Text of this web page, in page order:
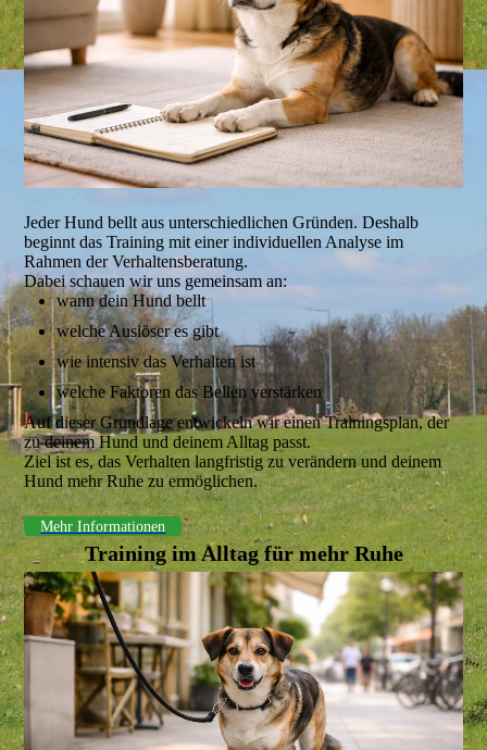
Jeder Hund bellt aus unterschiedlichen Gründen. Deshalb
beginnt das Training mit einer individuellen Analyse im
Rahmen der Verhaltensberatung.
Dabei schauen wir uns gemeinsam an:
wann dein Hund bellt
welche Auslöser es gibt
wie intensiv das Verhalten ist
welche Faktoren das Bellen verstärken
Auf dieser Grundlage entwickeln wir einen Trainingsplan, der
zu deinem Hund und deinem Alltag passt.
Ziel ist es, das Verhalten langfristig zu verändern und deinem
Hund mehr Ruhe zu ermöglichen.
Mehr Informationen
Training im Alltag für mehr Ruhe